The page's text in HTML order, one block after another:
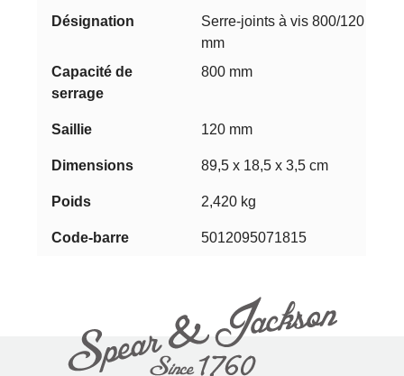
Serre-joints à vis 800/120
mm
800 mm
120 mm
89,5 x 18,5 x 3,5 cm
2,420 kg
5012095071815